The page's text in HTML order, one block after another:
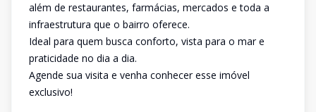
além de restaurantes, farmácias, mercados e toda a
infraestrutura que o bairro oferece.
Ideal para quem busca conforto, vista para o mar e
praticidade no dia a dia.
Agende sua visita e venha conhecer esse imóvel
exclusivo!